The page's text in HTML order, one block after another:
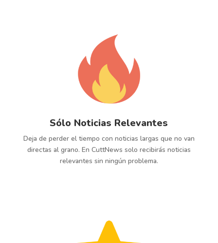
Sólo Noticias Relevantes
Deja de perder el tiempo con noticias largas que no van
directas al grano. En CuttNews solo recibirás noticias
relevantes sin ningún problema.